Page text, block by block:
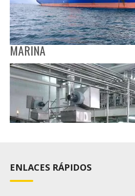
MARINA
ENLACES RÁPIDOS